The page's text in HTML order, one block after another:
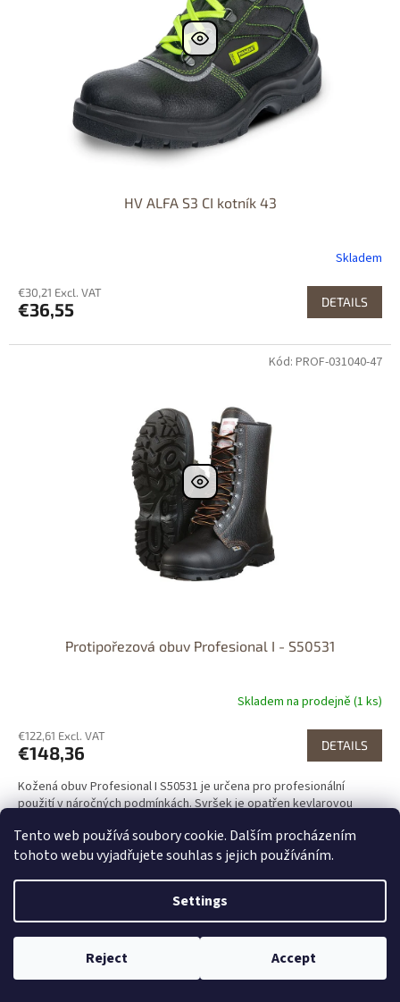
Tento web používá soubory cookie. Dalším procházením
tohoto webu vyjadřujete souhlas s jejich používáním.
Settings
Reject Accept
HV ALFA S3 CI kotník 43
Skladem
€30,21 Excl. VAT
€36,55 DETAILS
Protipořezová obuv Profesional I - S50531
Skladem na prodejně (1 ks)
€122,61 Excl. VAT
€148,36 DETAILS
Kožená obuv Profesional I S50531 je určena pro profesionální
použití v náročných podmínkách. Svršek je opatřen kevlarovou
47
Kód: PROF-031040-47